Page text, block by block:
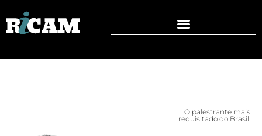
O palestrante mais
requisitado do Brasil.